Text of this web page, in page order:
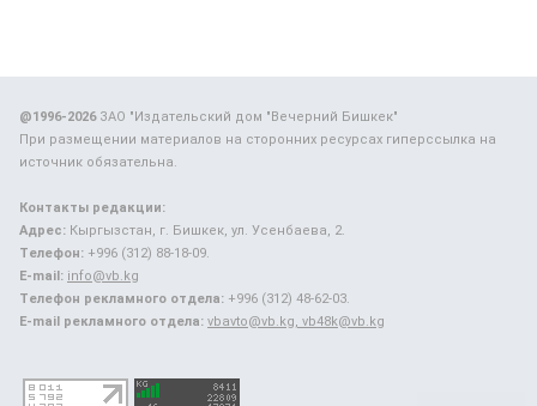
@1996-2026ЗАО "Издательский дом "Вечерний Бишкек"
При размещении материалов на сторонних ресурсах гиперссылка на
источник обязательна.
Контакты редакции:
Адрес: Кыргызстан, г. Бишкек, ул. Усенбаева, 2.
Телефон: +996 (312) 88-18-09.
E-mail: info@vb.kg
Телефон рекламного отдела: +996 (312) 48-62-03.
E-mail рекламного отдела: vbavto@vb.kg, vb48k@vb.kg